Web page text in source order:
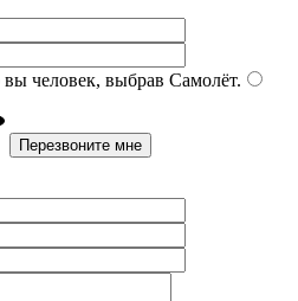
человек, выбрав Самолёт.